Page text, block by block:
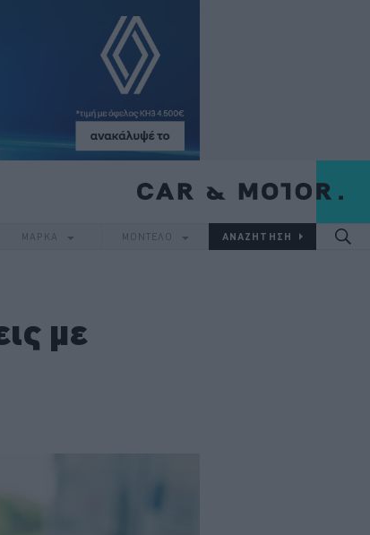
ΜΑΡΚΑ ΜΟΝΤΕΛΟ
με